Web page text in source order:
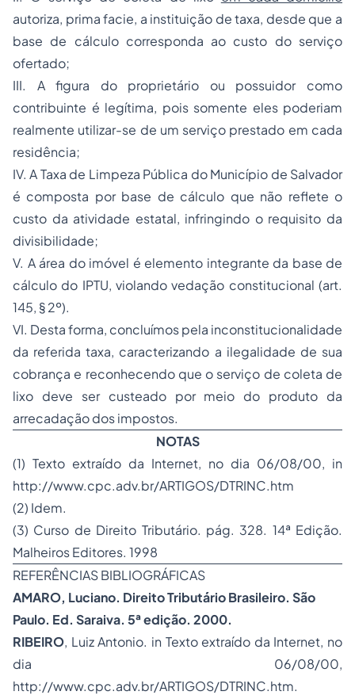
autoriza, prima facie, a instituição de taxa, desde que a
base de cálculo corresponda ao custo do serviço
ofertado;
III. A figura do proprietário ou possuidor como
contribuinte é legítima, pois somente eles poderiam
realmente utilizar-se de um serviço prestado em cada
residência;
IV. A Taxa de Limpeza Pública do Município de Salvador
é composta por base de cálculo que não reflete o
custo da atividade estatal, infringindo o requisito da
divisibilidade;
V. A área do imóvel é elemento integrante da base de
cálculo do IPTU, violando vedação constitucional (art.
145, § 2º).
VI. Desta forma, concluímos pela inconstitucionalidade
da referida taxa, caracterizando a ilegalidade de sua
cobrança e reconhecendo que o serviço de coleta de
lixo deve ser custeado por meio do produto da
arrecadação dos impostos.
NOTAS
(1) Texto extraído da Internet, no dia 06/08/00, in
http://www.cpc.adv.br/ARTIGOS/DTRINC.htm
(2) Idem.
(3) Curso de Direito Tributário. pág. 328. 14ª Edição.
Malheiros Editores. 1998
REFERÊNCIAS BIBLIOGRÁFICAS
AMARO, Luciano. Direito Tributário Brasileiro. São
Paulo. Ed. Saraiva. 5ª edição. 2000.
RIBEIRO, Luiz Antonio. in Texto extraído da Internet, no
dia 06/08/00,
http://www.cpc.adv.br/ARTIGOS/DTRINC.htm.